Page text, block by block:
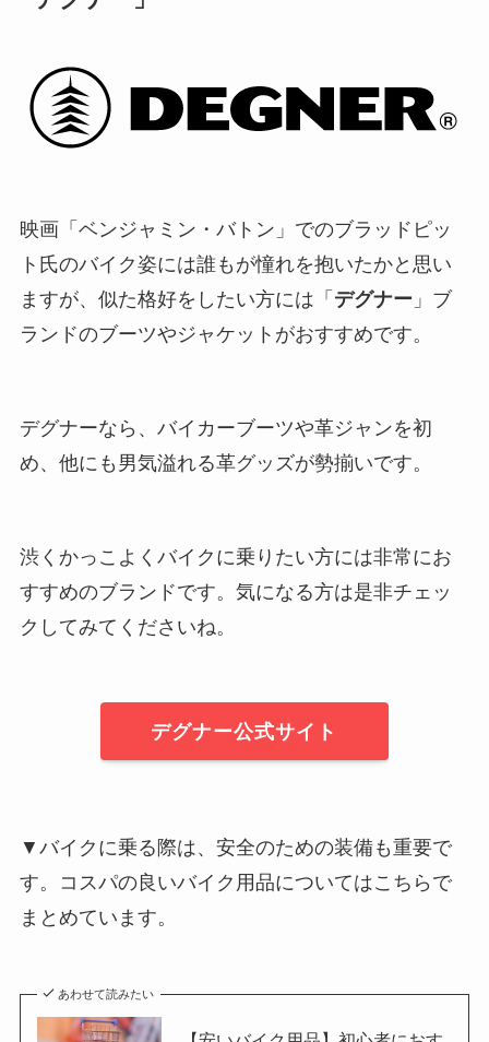
映画「ベンジャミン・バトン」でのブラッドピッ
ト氏のバイク姿には誰もが憧れを抱いたかと思い
ますが、似た格好をしたい方には「 デグナー 」ブ
ランドのブーツやジャケットがおすすめです。
デグナーなら、バイカーブーツや革ジャンを初
め、他にも男気溢れる革グッズが勢揃いです。
渋くかっこよくバイクに乗りたい方には非常にお
すすめのブランドです。気になる方は是非チェッ
クしてみてくださいね。
デグナー公式サイト
▼バイクに乗る際は、安全のための装備も重要で
す。コスパの良いバイク用品についてはこちらで
まとめています。
あわせて読みたい